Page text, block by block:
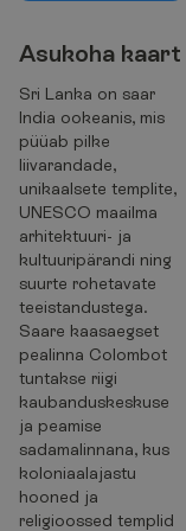
Asukoha kaart
Sri Lanka on saar
India ookeanis, mis
püüab pilke
liivarandade,
unikaalsete templite,
UNESCO maailma
arhitektuuri- ja
kultuuripärandi ning
suurte rohetavate
teeistandustega.
Saare kaasaegset
pealinna Colombot
tuntakse riigi
kaubanduskeskuse
ja peamise
sadamalinnana, kus
koloniaalajastu
hooned ja
religioossed templid